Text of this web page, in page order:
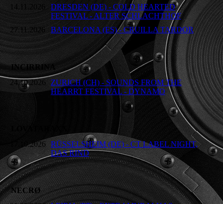
14.11.2026
DRESDEN (DE) - COLD HEARTED
FESTIVAL - ALTER SCHLACHTHOF
27.11.2026
BARCELONA (ES) - CRUILLA TARDOR
INCIRRINA
24.10.2026
ZURICH (CH) - SOUNDS FROM THE
HEARRT FESTIVAL - DYNAMO
17.10.2026 RÜSSELSHEIM (DE) - CT LABEL NIGHT,
DAS RIND
NECRØ